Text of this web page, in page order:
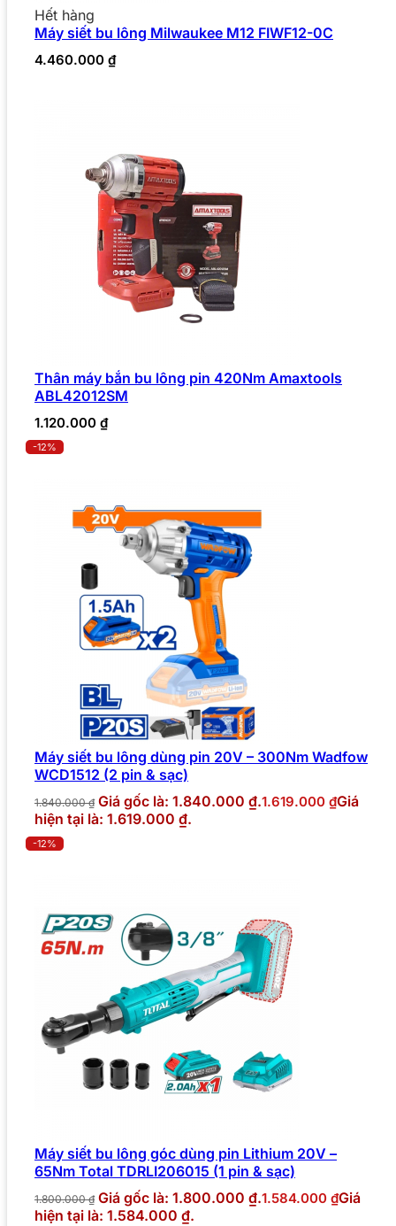
Hết hàng
Máy siết bu lông Milwaukee M12 FIWF12-0C
4.460.000 ₫
Thân máy bắn bu lông pin 420Nm Amaxtools
ABL42012SM
1.120.000 ₫
-12%
Máy siết bu lông dùng pin 20V – 300Nm Wadfow
WCD1512 (2 pin & sạc)
1.840.000₫ Giá gốc là: 1.840.000 ₫.1.619.000 ₫Giá
hiện tại là: 1.619.000 ₫.
-12%
Máy siết bu lông góc dùng pin Lithium 20V –
65Nm Total TDRLI206015 (1 pin & sạc)
1.800.000₫ Giá gốc là: 1.800.000 ₫.1.584.000 ₫Giá
hiện tại là: 1.584.000 ₫.